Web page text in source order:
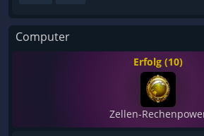
Computer
Erfolg (10)
Zellen-